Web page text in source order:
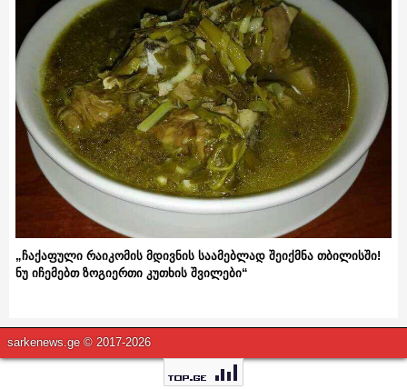
„ჩაქაფული რაიკომის მდივნის საამებლად შეიქმნა თბილისში!
ნუ იჩემებთ ზოგიერთი კუთხის შვილები“
sarkenews.ge © 2017-2026